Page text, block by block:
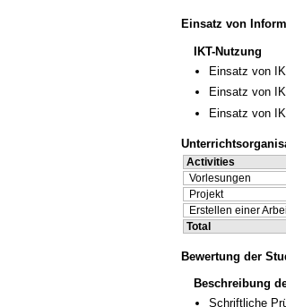
Einsatz von
IKT-Nutzung
Einsatz von
Einsatz von
Einsatz von
Activities
Vorlesungen
Projekt
Erstellen einer
Total
Bewertung der
Beschreibung
Schriftliche